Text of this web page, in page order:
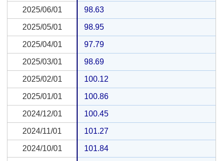
2025/06/01 98.63
2025/05/01 98.95
2025/04/01 97.79
2025/03/01 98.69
2025/02/01 100.12
2025/01/01 100.86
2024/12/01 100.45
2024/11/01 101.27
2024/10/01 101.84
2025/06/01
2025/05/01
2025/04/01
2025/03/01
2025/02/01
2025/01/01
2024/12/01
2024/11/01
2024/10/01